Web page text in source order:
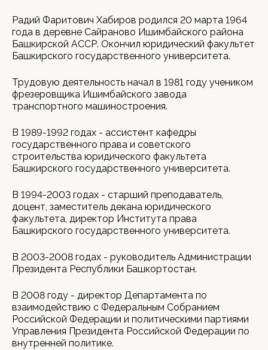
Радий Фаритович Хабиров родился 20 марта 1964
года в деревне Сайраново Ишимбайского района
Башкирской АССР. Окончил юридический факультет
Башкирского государственного университета.
Трудовую деятельность начал в 1981 году учеником
фрезеровщика Ишимбайского завода
транспортного машиностроения.
В 1989-1992 годах - ассистент кафедры
государственного права и советского
строительства юридического факультета
Башкирского государственного университета.
В 1994-2003 годах - старший преподаватель,
доцент, заместитель декана юридического
факультета, директор Института права
Башкирского государственного университета.
В 2003-2008 годах - руководитель Администрации
Президента Республики Башкортостан.
В 2008 году - директор Департамента по
взаимодействию с Федеральным Собранием
Российской Федерации и политическими партиями
Управления Президента Российской Федерации по
внутренней политике.